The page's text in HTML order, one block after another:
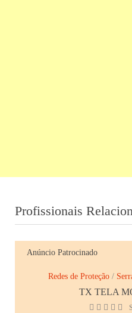
Profissionais
Anúncio Patrocinado
Redes de Proteção /
TX TELA